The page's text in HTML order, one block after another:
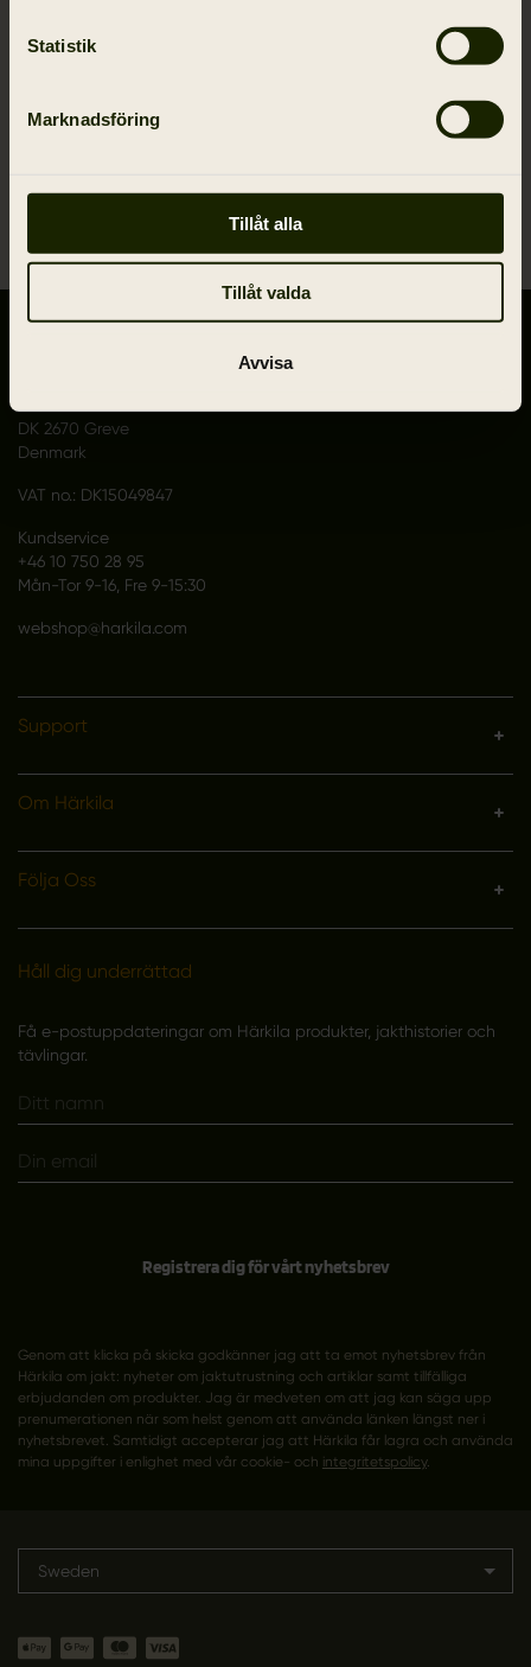
Statistik
Marknadsföring
Tillåt alla
Tillåt valda
Avvisa
DK 2670 Greve
Denmark
VAT no.: DK15049847
Kundservice
+46 10 750 28 95
Mån-Tor 9-16, Fre 9-15:30
webshop@harkila.com
Support
Om Härkila
Följa Oss
Håll dig underrättad
Få e-postuppdateringar om Härkila produkter, jakthistorier och
tävlingar.
Registrera dig för vårt nyhetsbrev
Genom att klicka på skicka godkänner jag att ta emot nyhetsbrev från
Härkila om jakt: nyheter om jaktutrustning och artiklar samt tillfälliga
erbjudanden om produkter. Jag är medveten om att jag kan säga upp
prenumerationen när som helst genom att använda länken längst ner i
nyhetsbrevet. Samtidigt accepterar jag att Härkila får lagra och använda
mina uppgifter i enlighet med vår cookie- och integritetspolicy.
Sweden